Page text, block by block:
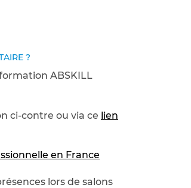
?
ABSKILL
ci-contre ou via ce lien
en France
lors de salons